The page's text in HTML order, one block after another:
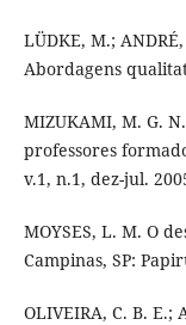
LÜDKE, M.;
Abordagens
MIZUKAMI, M. G.
professores
v.1, n.1, dez-jul.
MOYSES, L. M. O
Campinas, SP:
OLIVEIRA, C. B. E.;